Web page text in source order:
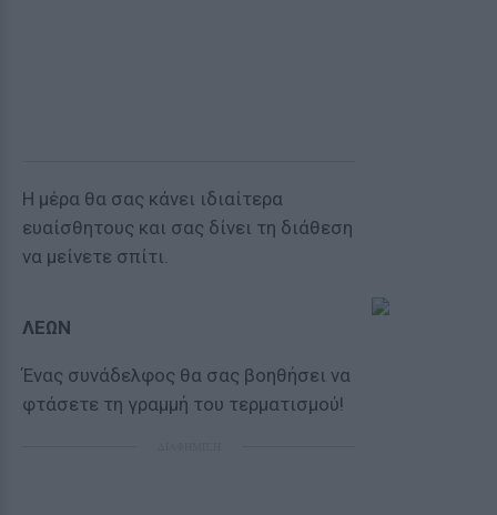
Η μέρα θα σας κάνει ιδιαίτερα
ευαίσθητους και σας δίνει τη διάθεση
να μείνετε σπίτι.
ΛΕΩΝ
Ένας συνάδελφος θα σας βοηθήσει να
φτάσετε τη γραμμή του τερματισμού!